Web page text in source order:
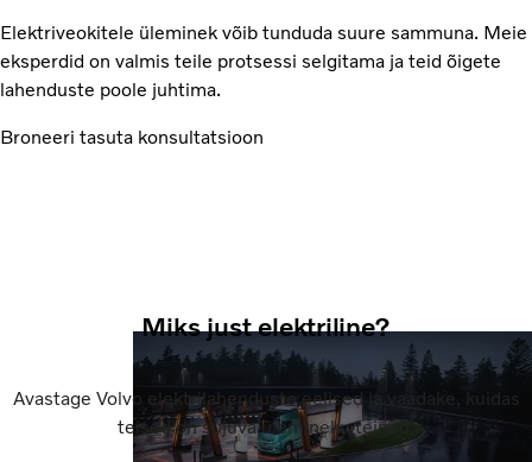
Elektriveokitele üleminek võib tunduda suure sammuna. Meie
eksperdid on valmis teile protsessi selgitama ja teid õigete
lahenduste poole juhtima.
Broneeri tasuta konsultatsioon
Miks just elektriline?
Avastage Volvo elektrilahenduste eelised ja vaadake, kuidas
teised on sujuva ülemineku teinud.